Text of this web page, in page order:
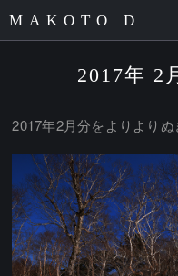
MAKOTO D
2017年 2
2017年2月分をよりよりぬ